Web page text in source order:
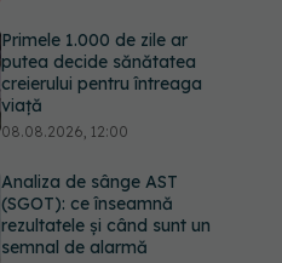
Primele 1.000 de zile ar
putea decide sănătatea
creierului pentru întreaga
viață
08.08.2026, 12:00
Analiza de sânge AST
(SGOT): ce înseamnă
rezultatele și când sunt un
semnal de alarmă